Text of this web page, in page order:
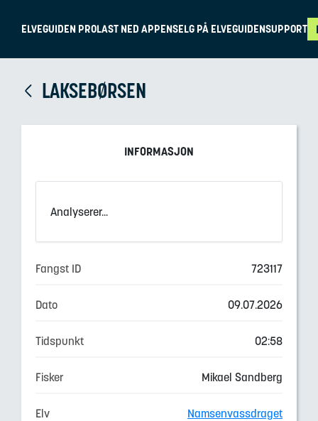
ELVEGUIDEN PROLAST NED APPENSELG PÅ ELVEGUIDENSUPPORT
LAKSEBØRSEN
INFORMASJON
Analyserer...
Fangst ID 723117
Dato 09.07.2026
Tidspunkt 02:58
Fisker Mikael Sandberg
Elv Namsenvassdraget